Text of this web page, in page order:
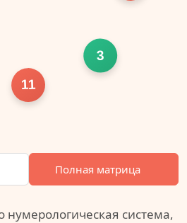
11
3
Полная матрица
нумерологическая система,